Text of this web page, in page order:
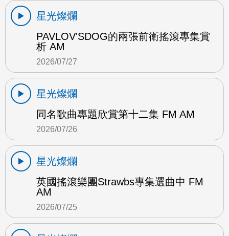
星光燦爛
PAVLOV'SDOG的兩張前衛搖滾專集賞
析 AM
2026/07/27
星光燦爛
同名歌曲專題欣賞第十二集 FM AM
2026/07/26
星光燦爛
英國搖滾樂團Strawbs專集選曲中 FM
AM
2026/07/25